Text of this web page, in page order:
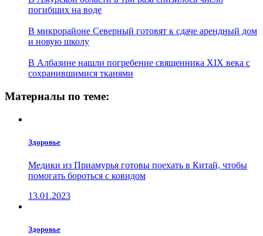
погибших на воде
В микрорайоне Северный готовят к сдаче арендный дом
и новую школу
В Албазине нашли погребение священника XIX века с
сохранившимися тканями
Материалы по теме:
Здоровье
Медики из Приамурья готовы поехать в Китай, чтобы
помогать бороться с ковидом
13.01.2023
Здоровье